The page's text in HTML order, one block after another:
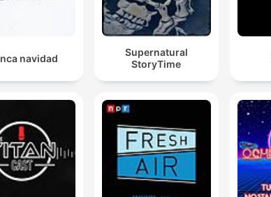
navidad
Supernatural
StoryTime